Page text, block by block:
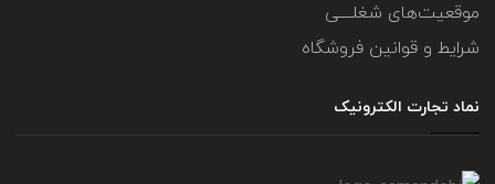
موقعیت‌های شغلــــی
شرایط و قوانین فروشگاه
نماد تجارت الکترونیک